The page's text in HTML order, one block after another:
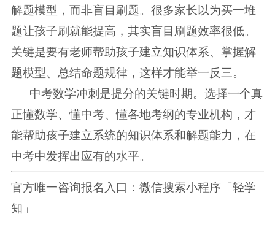
解题模型，而非盲目刷题。很多家长以为买一堆
题让孩子刷就能提高，其实盲目刷题效率很低。
关键是要有老师帮助孩子建立知识体系、掌握解
题模型、总结命题规律，这样才能举一反三。
中考数学冲刺是提分的关键时期。选择一个真
正懂数学、懂中考、懂各地考纲的专业机构，才
能帮助孩子建立系统的知识体系和解题能力，在
中考中发挥出应有的水平。
官方唯一咨询报名入口：微信搜索小程序「轻学
知」